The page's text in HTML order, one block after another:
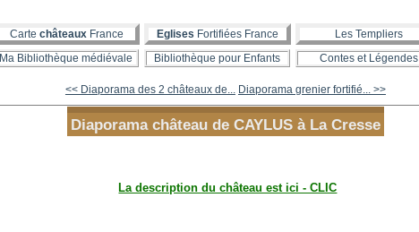
Carte châteauxFrance Eglises Fortifiées France Les Templiers
Ma Bibliothèque médiévale Bibliothèque pour Enfants Contes et Légendes
<< Diaporama des 2 châteaux de... Diaporama grenier fortifié... >>
Diaporama château de CAYLUS à La Cresse
La description du château est ici - CLIC